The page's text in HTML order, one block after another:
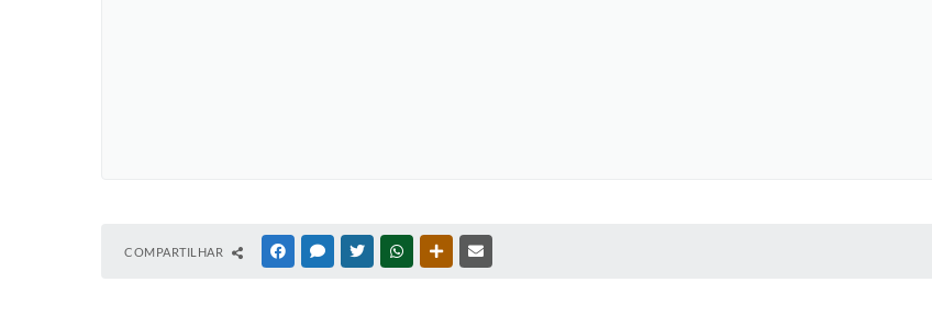
COMPARTILHAR FACEBOOKMESSENGER
TWITTERWHATSAPPOUTRAS MÍDIAS